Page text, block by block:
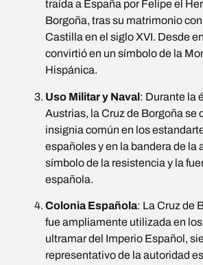
traída a España por Felipe el
Borgoña, tras su matrimonio
Castilla en el siglo XVI. Desde
convirtió en un símbolo de la
Hispánica.
Uso Militar y Naval: Durante la
Austrias, la Cruz de Borgoña se
insignia común en los
españoles y en la bandera de la
símbolo de la resistencia y la
española.
Colonia Española: La Cruz de
fue ampliamente utilizada en
ultramar del Imperio Español,
representativo de la autoridad